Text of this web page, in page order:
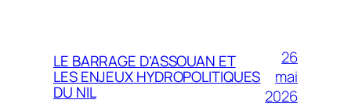
LE BARRAGE D’ASSOUAN ET
LES ENJEUX HYDROPOLITIQUES
DU NIL
26
mai
2026